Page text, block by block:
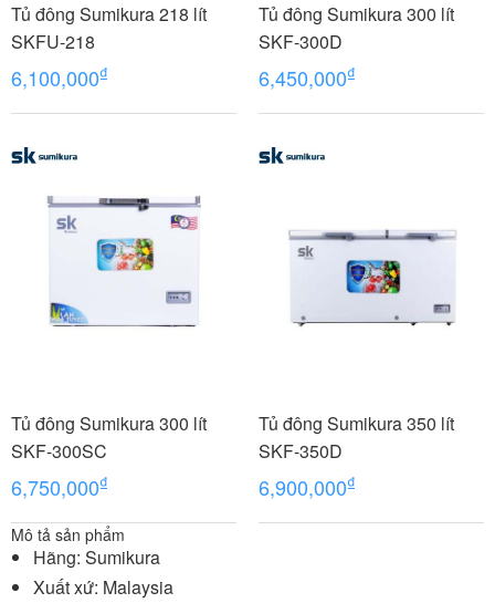
Tủ đông Sumikura 218 lít
SKFU-218
6,100,000₫
Tủ đông Sumikura 300 lít
SKF-300D
6,450,000₫
Tủ đông Sumikura 300 lít
SKF-300SC
6,750,000₫
Tủ đông Sumikura 350 lít
SKF-350D
6,900,000₫
Mô tả sản phẩm
Hãng: Sumikura
Xuất xứ: Malaysia